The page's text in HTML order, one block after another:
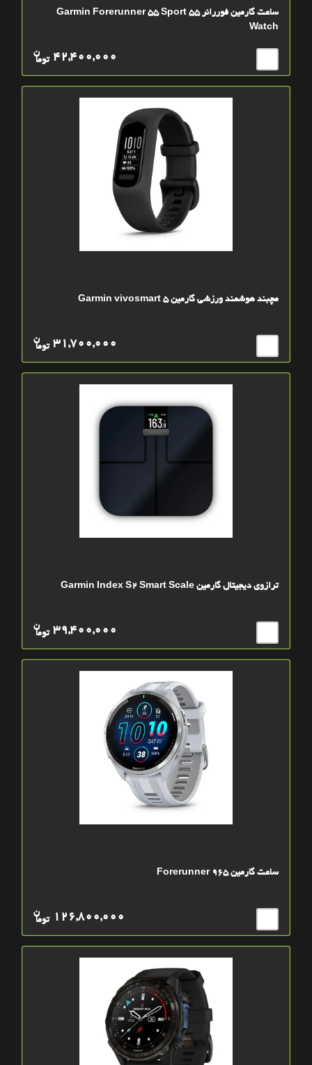
ساعت گارمين فوررانر 55 Garmin Forerunner 55 Sport
Watch
توما
ن 42,400,000
مچبند هوشمند ورزشی گارمین Garmin vivosmart 5
توما
ن 31,700,000
ترازوی دیجیتال گارمین Garmin Index S2 Smart Scale
توما
ن 39,400,000
ساعت گارمین Forerunner 965
توما
ن 126,800,000